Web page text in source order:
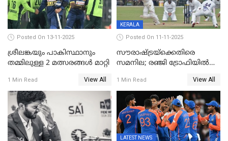
Posted On 13-11-2025
ശ്രീലങ്കയും പാകിസ്ഥാനും
തമ്മിലുള്ള 2 മത്സരങ്ങള്‍ മാറ്റി
1 Min Read View All
KERALA
Posted On 11-11-2025
സൗരാഷ്ട്രയ്‌ക്കെതിരെ
സമനില; രഞ്ജി ട്രോഫിയിൽ
1 Min Read View All
LATEST NEWS